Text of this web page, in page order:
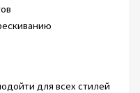
для всех стилей